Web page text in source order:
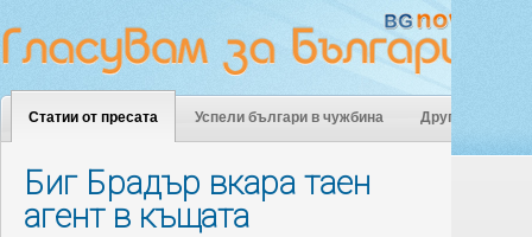
Статии от пресата Успели българи в чужбина Други
Биг Брадър вкара таен
агент в къщата